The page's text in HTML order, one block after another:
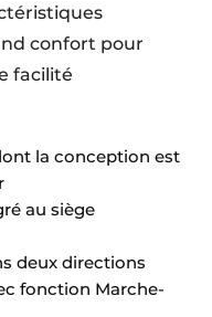
confort pour
facilité
la conception est
au siège
deux directions
fonction Marche-